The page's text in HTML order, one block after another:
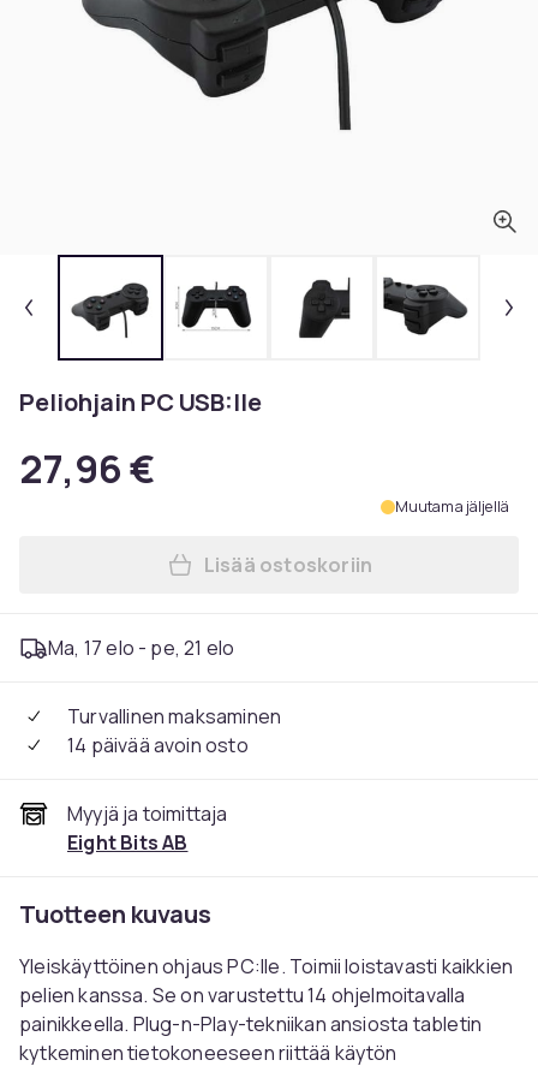
Peliohjain PC USB:lle
27,96 €
Muutama jäljellä
Lisää Peliohjain PC
Lisää ostoskoriin
Ma, 17 elo - pe, 21 elo
Turvallinen maksaminen
14 päivää avoin osto
Myyjä ja toimittaja
Eight Bits AB
Tuotteen kuvaus
Yleiskäyttöinen ohjaus PC:lle. Toimii loistavasti kaikkien
pelien kanssa. Se on varustettu 14 ohjelmoitavalla
painikkeella. Plug-n-Play-tekniikan ansiosta tabletin
kytkeminen tietokoneeseen riittää käytön